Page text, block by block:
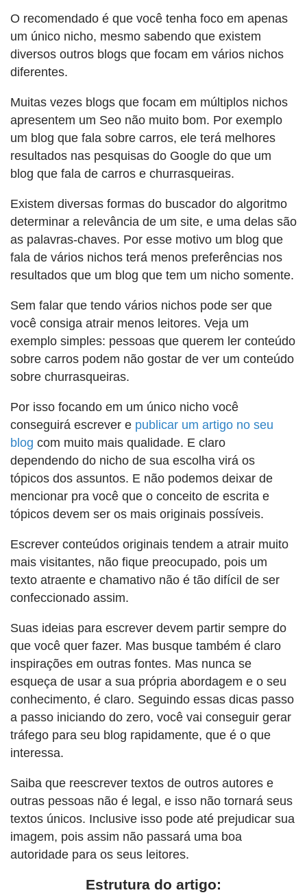
O recomendado é que você tenha foco em apenas
um único nicho, mesmo sabendo que existem
diversos outros blogs que focam em vários nichos
diferentes.
Muitas vezes blogs que focam em múltiplos nichos
apresentem um Seo não muito bom. Por exemplo
um blog que fala sobre carros, ele terá melhores
resultados nas pesquisas do Google do que um
blog que fala de carros e churrasqueiras.
Existem diversas formas do buscador do algoritmo
determinar a relevância de um site, e uma delas são
as palavras-chaves. Por esse motivo um blog que
fala de vários nichos terá menos preferências nos
resultados que um blog que tem um nicho somente.
Sem falar que tendo vários nichos pode ser que
você consiga atrair menos leitores. Veja um
exemplo simples: pessoas que querem ler conteúdo
sobre carros podem não gostar de ver um conteúdo
sobre churrasqueiras.
Por isso focando em um único nicho você
conseguirá escrever e publicar um artigo no seu
blog com muito mais qualidade. E claro
dependendo do nicho de sua escolha virá os
tópicos dos assuntos. E não podemos deixar de
mencionar pra você que o conceito de escrita e
tópicos devem ser os mais originais possíveis.
Escrever conteúdos originais tendem a atrair muito
mais visitantes, não fique preocupado, pois um
texto atraente e chamativo não é tão difícil de ser
confeccionado assim.
Suas ideias para escrever devem partir sempre do
que você quer fazer. Mas busque também é claro
inspirações em outras fontes. Mas nunca se
esqueça de usar a sua própria abordagem e o seu
conhecimento, é claro. Seguindo essas dicas passo
a passo iniciando do zero, você vai conseguir gerar
tráfego para seu blog rapidamente, que é o que
interessa.
Saiba que reescrever textos de outros autores e
outras pessoas não é legal, e isso não tornará seus
textos únicos. Inclusive isso pode até prejudicar sua
imagem, pois assim não passará uma boa
autoridade para os seus leitores.
Estrutura do artigo: